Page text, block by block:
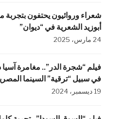
شعراء وروائيون يحتفون بتجربة
أبوزيد الشعرية في “ديوان”
24 مارس، 2025
فيلم “شجرة الدر”.. مغامرة آسيا
في سبيل “ترقية” السينما
19 ديسمبر، 2024